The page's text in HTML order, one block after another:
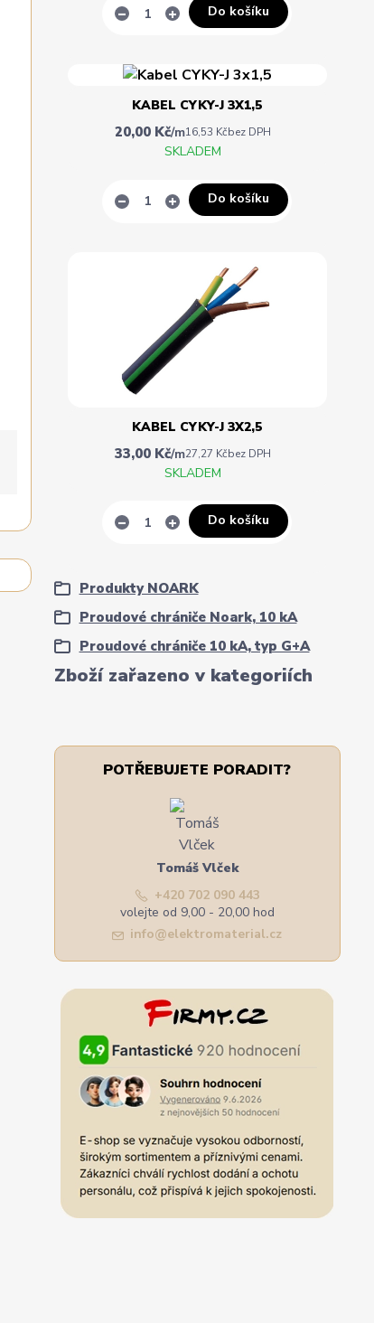
Zboží zařazeno v kategoriích
Produkty NOARK
Proudové chrániče Noark, 10 kA
Proudové chrániče 10 kA, typ G+A
Do košíku
KABEL CYKY-J 3X1,5
20,00 Kč/m16,53 Kčbez DPH
SKLADEM
Do košíku
KABEL CYKY-J 3X2,5
33,00 Kč/m27,27 Kčbez DPH
SKLADEM
Do košíku
POTŘEBUJETE PORADIT?
Tomáš Vlček
+420 702 090 443
volejte od 9,00 - 20,00 hod
info@elektromaterial.cz